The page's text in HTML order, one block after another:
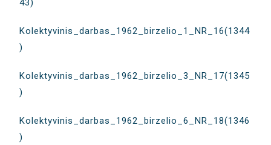
43)
Kolektyvinis_darbas_1962_birzelio_1_NR_16(1344
)
Kolektyvinis_darbas_1962_birzelio_3_NR_17(1345
)
Kolektyvinis_darbas_1962_birzelio_6_NR_18(1346
)